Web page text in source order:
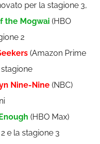
per la stagione 3,
the Mogwai (HBO
2
(Amazon Prime
Nine-Nine (NBC)
(HBO Max)
e la stagione 3